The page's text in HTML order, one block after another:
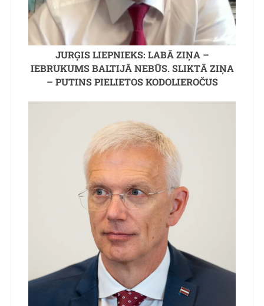
JURĢIS LIEPNIEKS: LABĀ ZIŅA –
IEBRUKUMS BALTIJĀ NEBŪS. SLIKTĀ ZIŅA
– PUTINS PIELIETOS KODOLIEROČUS